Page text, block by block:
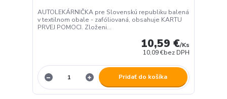
AUTOLEKÁRNIČKA pre Slovenskú republiku balená
v textilnom obale - zafóliovaná, obsahuje KARTU
PRVEJ POMOCI. Zloženi...
10,59 €/Ks
10,09 €bez DPH
Pridať do košíka